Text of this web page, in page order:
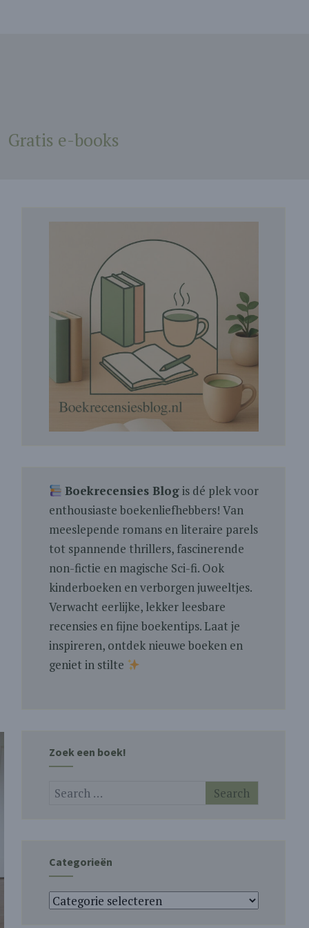
Gratis e-books
Boekrecensies Blogis dé plek voor
enthousiaste boekenliefhebbers! Van
meeslepende romans en literaire parels
tot spannende thrillers, fascinerende
non-fictie en magische Sci-fi. Ook
kinderboeken en verborgen juweeltjes.
Verwacht eerlijke, lekker leesbare
recensies en fijne boekentips. Laat je
inspireren, ontdek nieuwe boeken en
geniet in stilte
Zoek een boek!
Categorieën
Categorieën